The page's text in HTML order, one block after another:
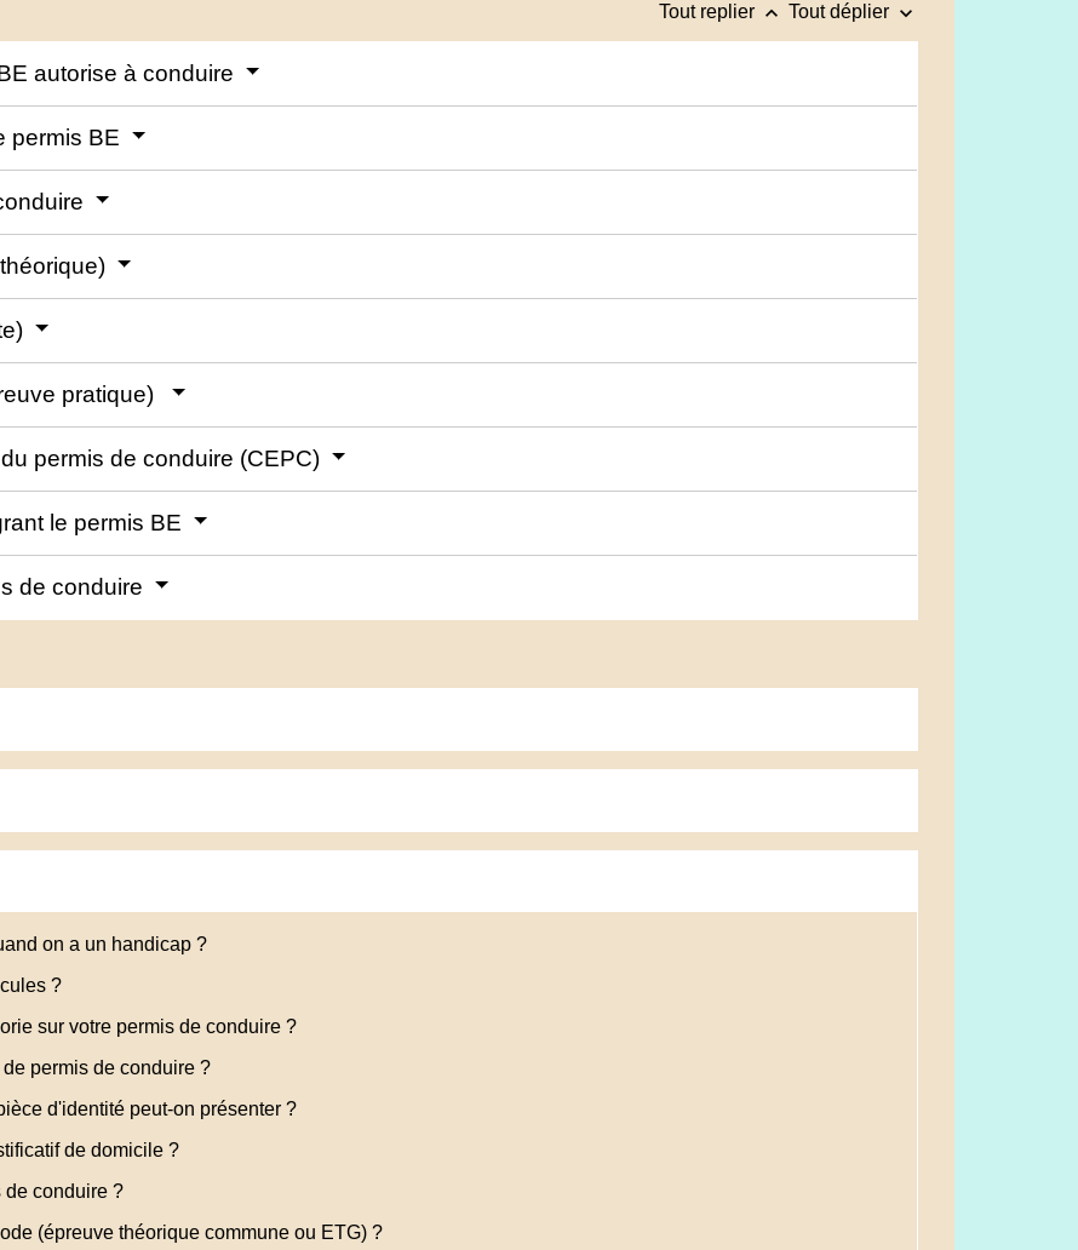
Tout replier keyboard_arrow_up Tout déplier keyboard_arrow_down
autorise à conduire
permis BE
pratique)
permis de conduire (CEPC)
le permis BE
de conduire
on a un handicap ?
?
sur votre permis de conduire ?
permis de conduire ?
d'identité peut-on présenter ?
de domicile ?
de conduire ?
(épreuve théorique commune ou ETG) ?